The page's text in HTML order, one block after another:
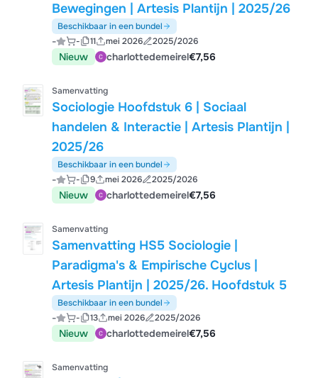
Bewegingen | Artesis Plantijn | 2025/26
Beschikbaar in een bundel
- - 11 mei 2026 2025/2026
Nieuw charlottedemeirel€7,56
Samenvatting
Sociologie Hoofdstuk 6 | Sociaal
handelen & Interactie | Artesis Plantijn |
2025/26
Beschikbaar in een bundel
- - 9 mei 2026 2025/2026
Nieuw charlottedemeirel€7,56
Samenvatting
Samenvatting HS5 Sociologie |
Paradigma's & Empirische Cyclus |
Artesis Plantijn | 2025/26. Hoofdstuk 5
Beschikbaar in een bundel
- - 13 mei 2026 2025/2026
Nieuw charlottedemeirel€7,56
Samenvatting